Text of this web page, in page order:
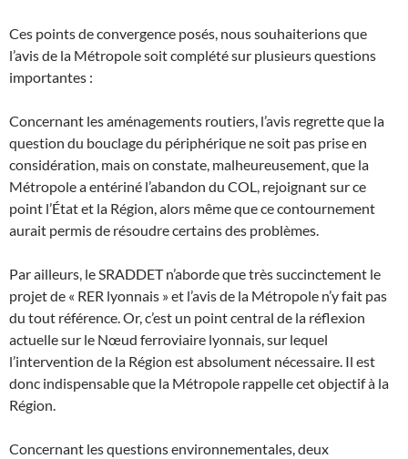
Ces points de convergence posés, nous souhaiterions que
l’avis de la Métropole soit complété sur plusieurs questions
importantes :
Concernant les aménagements routiers, l’avis regrette que la
question du bouclage du périphérique ne soit pas prise en
considération, mais on constate, malheureusement, que la
Métropole a entériné l’abandon du COL, rejoignant sur ce
point l’État et la Région, alors même que ce contournement
aurait permis de résoudre certains des problèmes.
Par ailleurs, le SRADDET n’aborde que très succinctement le
projet de « RER lyonnais » et l’avis de la Métropole n’y fait pas
du tout référence. Or, c’est un point central de la réflexion
actuelle sur le Nœud ferroviaire lyonnais, sur lequel
l’intervention de la Région est absolument nécessaire. Il est
donc indispensable que la Métropole rappelle cet objectif à la
Région.
Concernant les questions environnementales, deux